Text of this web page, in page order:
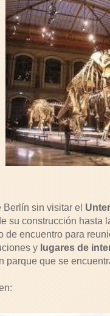
sin visitar el
su construcción hasta
de encuentro para
y lugares de
parque que se